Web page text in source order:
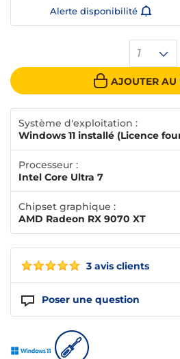
3 avis clients
Poser une question
1
AJOUTER AU
Alerte disponibilité
Système d'exploitation :
Windows 11 installé (Licence
Processeur :
Intel Core Ultra 7
Chipset graphique :
AMD Radeon RX 9070 XT